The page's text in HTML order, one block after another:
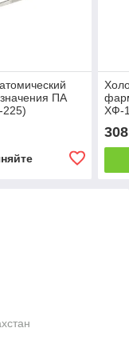
ПА
225)
ХФ-